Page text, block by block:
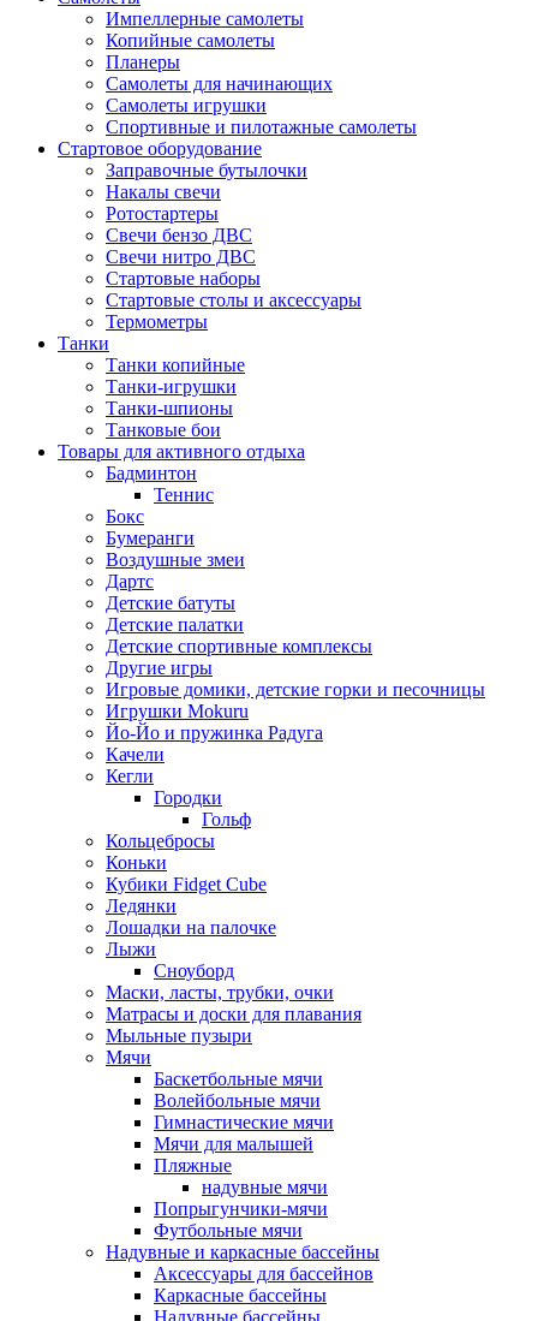
Импеллерные самолеты
Копийные самолеты
Планеры
Самолеты для начинающих
Самолеты игрушки
Спортивные и пилотажные самолеты
Стартовое оборудование
Заправочные бутылочки
Накалы свечи
Ротостартеры
Свечи бензо ДВС
Свечи нитро ДВС
Стартовые наборы
Стартовые столы и аксессуары
Термометры
Танки
Танки копийные
Танки-игрушки
Танки-шпионы
Танковые бои
Товары для активного отдыха
Бадминтон
Теннис
Бокс
Бумеранги
Воздушные змеи
Дартс
Детские батуты
Детские палатки
Детские спортивные комплексы
Другие игры
Игровые домики, детские горки и песочницы
Игрушки Mokuru
Йо-Йо и пружинка Радуга
Качели
Кегли
Городки
Гольф
Кольцебросы
Коньки
Кубики Fidget Cube
Ледянки
Лошадки на палочке
Лыжи
Сноуборд
Маски, ласты, трубки, очки
Матрасы и доски для плавания
Мыльные пузыри
Мячи
Баскетбольные мячи
Волейбольные мячи
Гимнастические мячи
Мячи для малышей
Пляжные
надувные мячи
Попрыгунчики-мячи
Футбольные мячи
Надувные и каркасные бассейны
Аксессуары для бассейнов
Каркасные бассейны
Надувные бассейны